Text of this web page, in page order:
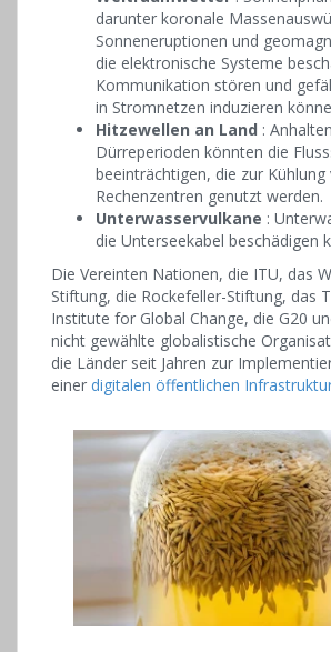
darunter koronale
Sonneneruptionen und
die elektronische Systeme
Kommunikation stören und
in Stromnetzen induzieren
Hitzewellen an Land :
Dürreperioden könnten die
beeinträchtigen, die zur Kühlung
Rechenzentren genutzt werden.
Unterwasservulkane :
die Unterseekabel beschädigen
Die Vereinten Nationen, die ITU, das
Stiftung, die Rockefeller-Stiftung, das
Institute for Global Change, die G20
nicht gewählte globalistische
die Länder seit Jahren zur
einer digitalen öffentlichen